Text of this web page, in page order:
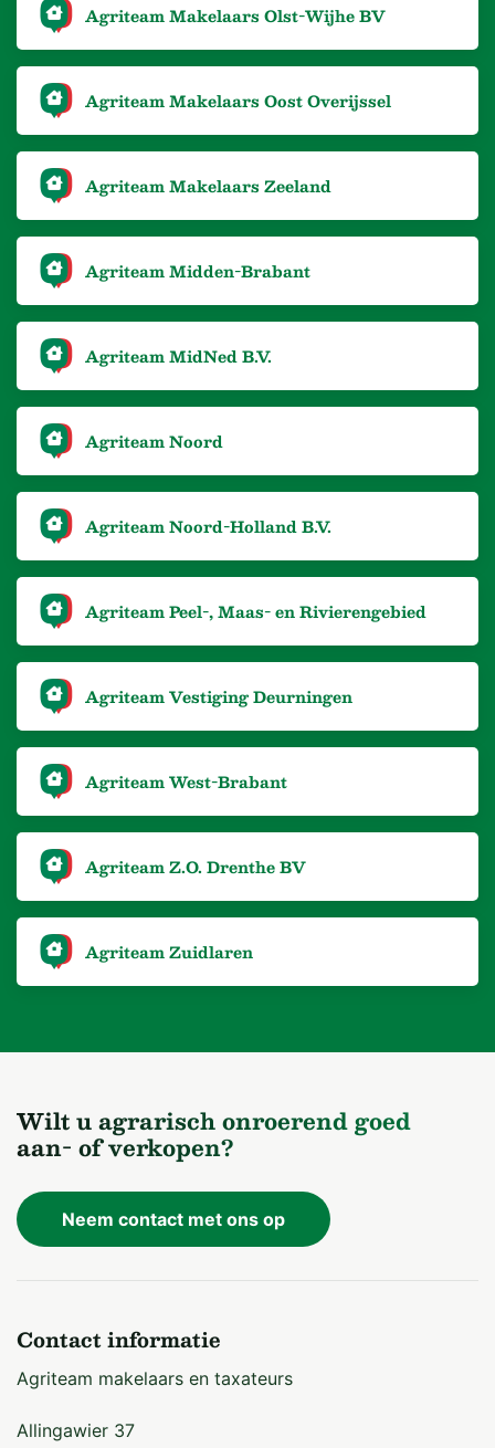
Agriteam Makelaars Olst-Wijhe BV
Agriteam Makelaars Oost Overijssel
Agriteam Makelaars Zeeland
Agriteam Midden-Brabant
Agriteam MidNed B.V.
Agriteam Noord
Agriteam Noord-Holland B.V.
Agriteam Peel-, Maas- en Rivierengebied
Agriteam Vestiging Deurningen
Agriteam West-Brabant
Agriteam Z.O. Drenthe BV
Agriteam Zuidlaren
Wilt u agrarisch onroerend goed
aan- of verkopen?
Neem contact met ons op
Contact informatie
Agriteam makelaars en taxateurs
Allingawier 37